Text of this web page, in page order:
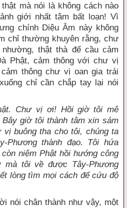
mà nói là không cách nào
giới nhất tâm bất loạn! Vì
chính Diệu Âm này không
chỉ thường khuyên rằng, chư
thật thà để cầu cảm
Phật, cảm thông với chư vị
thông chư vị oan gia trái
chỉ cần chắp tay lại nói
Chư vị ơi! Hồi giờ tôi mê
giờ tôi thành tâm xin sám
buông tha cho tôi, chúng ta
Phương thành đạo. Tôi hứa
niệm Phật hồi hướng công
mà tôi về được Tây-Phương
lòng tìm mọi cách để cứu độ
nói chân thành như vậy, một